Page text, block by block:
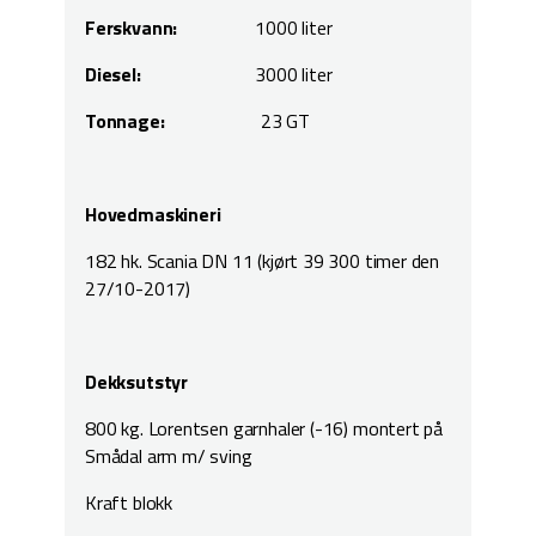
Ferskvann: 1000 liter
Diesel:
3000 liter
Tonnage:23 GT
Hovedmaskineri
182 hk. Scania DN 11 (kjørt 39 300 timer den
27/10-2017)
Dekksutstyr
800 kg. Lorentsen garnhaler (-16) montert på
Smådal arm m/ sving
Kraft blokk